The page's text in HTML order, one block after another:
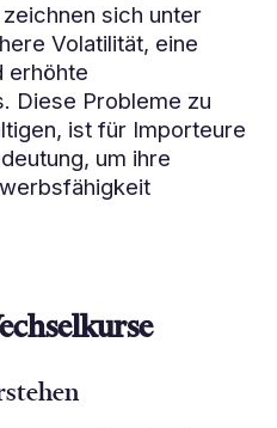
sich unter
Volatilität, eine
erhöhte
Diese Probleme zu
ist für Importeure
um ihre